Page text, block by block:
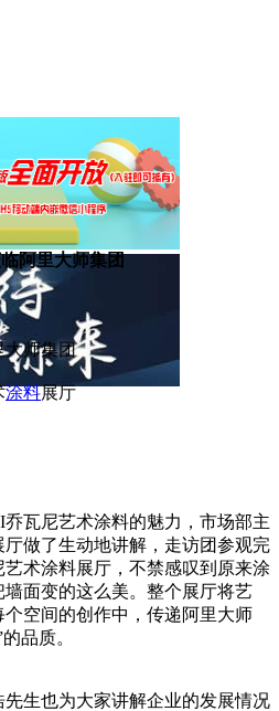
阿里大师集团
大师集团
涂料展厅
瓦尼艺术涂料的魅力，市场部主
做了生动地讲解，走访团参观完
术涂料展厅，不禁感叹到原来涂
面变的这么美。整个展厅将艺
空间的创作中，传递阿里大师
品质。
生也为大家讲解企业的发展情况